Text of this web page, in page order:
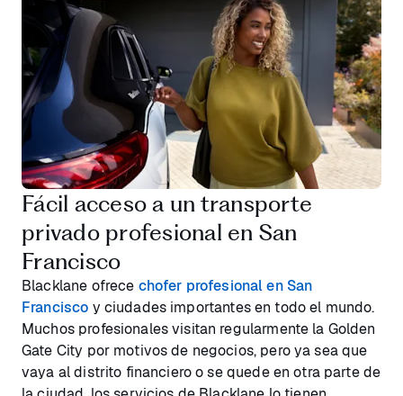
Fácil acceso a un transporte
privado profesional en San
Francisco
Blacklane ofrece chofer profesional en San
Francisco y ciudades importantes en todo el mundo.
Muchos profesionales visitan regularmente la Golden
Gate City por motivos de negocios, pero ya sea que
vaya al distrito financiero o se quede en otra parte de